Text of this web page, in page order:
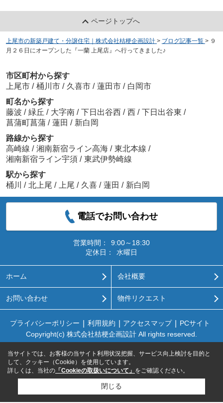
ページトップへ
上尾市の新築戸建て・分譲住宅｜株式会社桔梗企画設計 > ブログ記事一覧 > ９
月２６日にオープンした『一蘭 上尾店』へ行ってきました♪
市区町村から探す
上尾市 / 桶川市 / 久喜市 / 蓮田市 / 白岡市
町名から探す
藤波 / 緑丘 / 大字南 / 下日出谷西 / 西 / 下日出谷東 /
菖蒲町菖蒲 / 蓮田 / 新白岡
路線から探す
高崎線 / 湘南新宿ライン高海 / 東北本線 /
湘南新宿ライン宇須 / 東武伊勢崎線
駅から探す
桶川
/ 北上尾 / 上尾 / 久喜 / 蓮田 / 新白岡
電話でお問い合わせ
営業時間：
9:00～18:30
定休日：
水曜日
ホーム 会社概要
お問い合わせ 物件リクエスト
プライバシーポリシー 利用規約 アクセスマップ
PCサイト
Copyright(c) 株式会社桔梗企画設計 All rights reserved.
当サイトでは、お客様の当サイト利用状況把握、サービス向上検討を目的と
して、クッキー（Cookie）を使用しています。
詳しくは、当社の 「Cookieの取扱いについて」 をご確認ください。
閉じる